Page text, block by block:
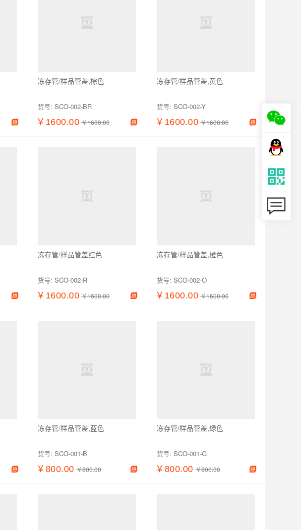
冻存管/样品管盖,棕色
货号: SCO-002-BR
￥1600.00 ￥1600.00
冻存管/样品管盖,黄色
货号: SCO-002-Y
￥1600.00 ￥1600.00
冻存管/样品管盖红色
货号: SCO-002-R
￥1600.00 ￥1600.00
冻存管/样品管盖,橙色
货号: SCO-002-O
￥1600.00 ￥1600.00
冻存管/样品管盖,蓝色
货号: SCO-001-B
￥800.00 ￥800.00
冻存管/样品管盖,绿色
货号: SCO-001-G
￥800.00 ￥800.00